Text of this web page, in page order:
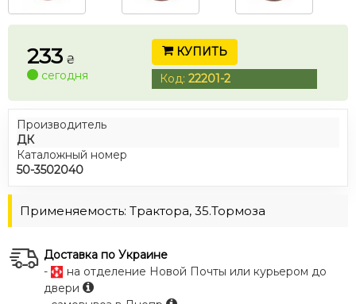
233 ₴
сегодня
КУПИТЬ
Код: 22201-2
Производитель
ДК
Каталожный номер
50-3502040
Применяемость: Трактора, 35.Тормоза
Доставка по Украине
-
на отделение Новой Почты или курьером до
двери